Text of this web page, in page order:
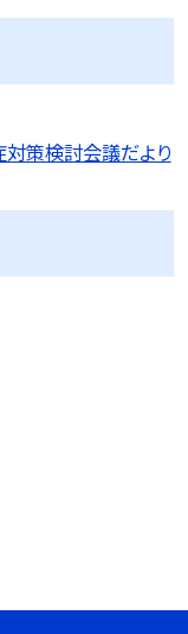
策検討会議だより